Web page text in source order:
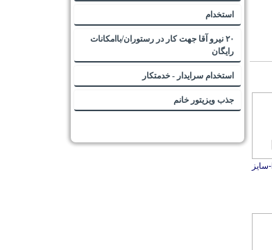
جعبه کادویی Matt Heart-سایز
استخدام
۲۰ نیرو آقا جهت کار در رستوران/باامکانات
رایگان
استخدام سرایدار - خدمتکار
جذب ویزیتور خانم